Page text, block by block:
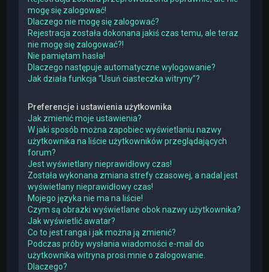
mogę się zalogować!
Dlaczego nie mogę się zalogować?
Rejestracja została dokonana jakiś czas temu, ale teraz
nie mogę się zalogować?!
Nie pamiętam hasła!
Dlaczego następuje automatyczne wylogowanie?
Jak działa funkcja “Usuń ciasteczka witryny”?
Preferencje i ustawienia użytkownika
Jak zmienić moje ustawienia?
W jaki sposób można zapobiec wyświetlaniu nazwy
użytkownika na liście użytkowników przeglądających
forum?
Jest wyświetlany nieprawidłowy czas!
Została wykonana zmiana strefy czasowej, a nadal jest
wyświetlany nieprawidłowy czas!
Mojego języka nie ma na liście!
Czym są obrazki wyświetlane obok nazwy użytkownika?
Jak wyświetlić awatar?
Co to jest ranga i jak można ją zmienić?
Podczas próby wysłania wiadomości e-mail do
użytkownika witryna prosi mnie o zalogowanie.
Dlaczego?